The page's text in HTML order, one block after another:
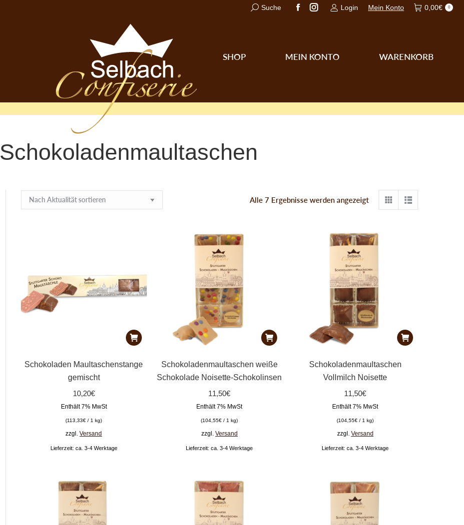
Search:
Suche
Facebook
in
Instagram
in
Login Mein Konto 0,00€ 0
SHOP MEIN KONTO WARENKORB
Schokoladenmaultaschen
Alle 7 Ergebnisse werden angezeigtNach
Aktualität
Schokoladen Maultaschenstange
gemischt
10,20€
Enthält 7% MwSt
(113,33€ / 1 kg)
zzgl.Versand
Lieferzeit: ca. 3-4 Werktage
Schokoladenmaultaschen weiße
Schokolade Noisette-Schokolinsen
11,50€
Enthält 7% MwSt
(104,55€ / 1 kg)
zzgl. Versand
Lieferzeit: ca. 3-4 Werktage
Schokoladenmaultaschen
Vollmilch Noisette
11,50€
Enthält 7% MwSt
(104,55€ / 1 kg)
zzgl. Versand
Lieferzeit: ca. 3-4 Werktage